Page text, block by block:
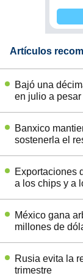
Artículos
Bajó una
en julio a
Banxico
sostenerla el
Exportaciones
a los chips y a
México gana
millones de
Rusia evita la
trimestre